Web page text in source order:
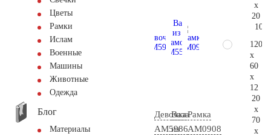
Цветы
Рамки
Ислам
Военные
Машины
Животные
Одежда
Блог
Материалы
Девочка
AM5986
Ваза
из
Рамка
AM0908
x
20
120
x
60
x
12
20
x
70
x